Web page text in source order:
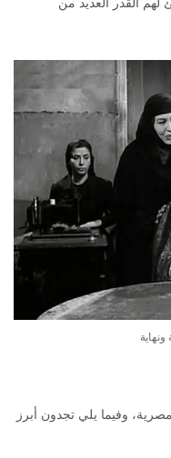
وفيما يلي تجدون أبرز